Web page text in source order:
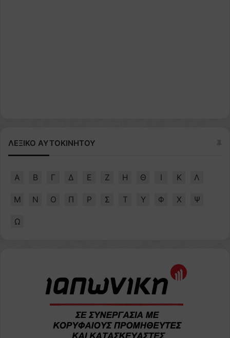
ΛΕΞΙΚΟ ΑΥΤΟΚΙΝΗΤΟΥ
Α Β Γ Δ Ε Ζ Η Θ Ι Κ Λ
Μ Ν Ο Π Ρ Σ Τ Υ Φ Χ Ψ
Ω